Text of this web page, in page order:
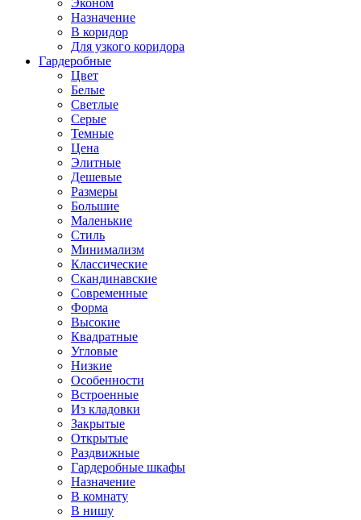
Эконом
Назначение
В коридор
Для узкого коридора
Гардеробные
Цвет
Белые
Светлые
Серые
Темные
Цена
Элитные
Дешевые
Размеры
Большие
Маленькие
Стиль
Минимализм
Классические
Скандинавские
Современные
Форма
Высокие
Квадратные
Угловые
Низкие
Особенности
Встроенные
Из кладовки
Закрытые
Открытые
Раздвижные
Гардеробные шкафы
Назначение
В комнату
В нишу